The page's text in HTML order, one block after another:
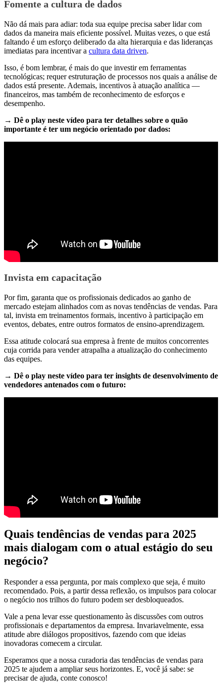
Fomente a cultura de dados
Não dá mais para adiar: toda sua equipe precisa saber lidar com
dados da maneira mais eficiente possível. Muitas vezes, o que está
faltando é um esforço deliberado da alta hierarquia e das lideranças
imediatas para incentivar a cultura data driven.
Isso, é bom lembrar, é mais do que investir em ferramentas
tecnológicas; requer estruturação de processos nos quais a análise de
dados está presente. Ademais, incentivos à atuação analítica —
financeiros, mas também de reconhecimento de esforços e
desempenho.
→ Dê o play neste vídeo para ter detalhes sobre o quão
importante é ter um negócio orientado por dados:
Invista em capacitação
Por fim, garanta que os profissionais dedicados ao ganho de
mercado estejam alinhados com as novas tendências de vendas. Para
tal, invista em treinamentos formais, incentivo à participação em
eventos, debates, entre outros formatos de ensino-aprendizagem.
Essa atitude colocará sua empresa à frente de muitos concorrentes
cuja corrida para vender atrapalha a atualização do conhecimento
das equipes.
→ Dê o play neste vídeo para ter insights de desenvolvimento de
vendedores antenados com o futuro:
Quais tendências de vendas para 2025
mais dialogam com o atual estágio do seu
negócio?
Responder a essa pergunta, por mais complexo que seja, é muito
recomendado. Pois, a partir dessa reflexão, os impulsos para colocar
o negócio nos trilhos do futuro podem ser desbloqueados.
Vale a pena levar esse questionamento às discussões com outros
profissionais e departamentos da empresa. Invariavelmente, essa
atitude abre diálogos propositivos, fazendo com que ideias
inovadoras comecem a circular.
Esperamos que a nossa curadoria das tendências de vendas para
2025 te ajudem a ampliar seus horizontes. E, você já sabe: se
precisar de ajuda, conte conosco!